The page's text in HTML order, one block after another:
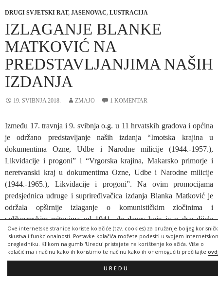
Ove internetske stranice koriste kolačiće (tzv. cookies) za pružanje boljeg
iskustva i funkcionalnosti. Postavke kolačića možete podesiti u svojem
pregledniku. Klikom na gumb 'Uredu' pristajete na korištenje kolačića. Više o
kolačićima i načinu kako ih koristimo te načinu kako ih onemogućiti pročitajte
UREDU
DRUGI SVJETSKI RAT, JASENOVAC, LUSTRACIJA
IZLAGANJE BLANKE
MATKOVIĆ NA
PREDSTAVLJANJIMA NAŠIH
IZDANJA
19. SVIBNJA 2018. ZMAJO 1 KOMENTAR
Između 17. travnja i 9. svibnja o.g. u 11 hrvatskih gradova i općina
je održano predstavljanje naših izdanja “Imotska krajina u
dokumentima Ozne, Udbe i Narodne milicije (1944.-1957.),
Likvidacije i progoni” i “Vrgorska krajina, Makarsko primorje i
neretvanski kraj u dokumentima Ozne, Udbe i Narodne milicije
(1944.-1965.), Likvidacije i progoni”. Na ovim promocijama
predsjednica udruge i supriređivačica izdanja Blanka Matković je
održala opširnije izlaganje o komunističkim zločinima i
velikosrpskim mitovima od 1941. do danas koje je u dva dijela
objavljeno u Hrvatskom tjedniku. Prvi dio izlaganja možete
pročitati na ovoj poveznici, a drugi dioovdje. Treći dio izlaganja,
koji nije objavljen u Hrvatskom tjedniku, odnosio se na izdanja koja
su na ovim događajima predstavljena.